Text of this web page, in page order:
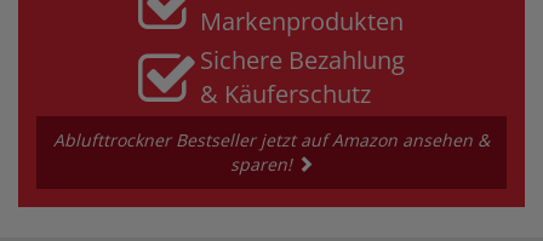
Markenprodukten
Sichere Bezahlung
& Käuferschutz
Ablufttrockner Bestseller jetzt auf Amazon ansehen &
sparen!